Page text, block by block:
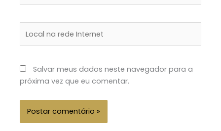
na
Internet
Salvar meus dados neste navegador para a
próxima vez que eu comentar.